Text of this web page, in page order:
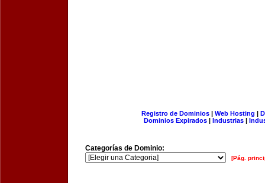
Registro de Dominios| Web Hosting |
Dominios Expirados | Industrias |
Categorías de Dominio:
[Pág.